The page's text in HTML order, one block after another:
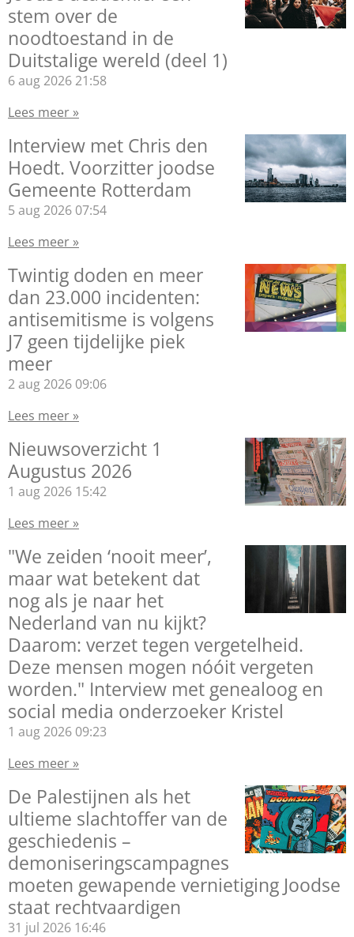
stem over de
noodtoestand in de
Duitstalige wereld (deel 1)
6 aug 2026 21:58
Lees meer »
Interview met Chris den
Hoedt. Voorzitter joodse
Gemeente Rotterdam
5 aug 2026 07:54
Lees meer »
Twintig doden en meer
dan 23.000 incidenten:
antisemitisme is volgens
J7 geen tijdelijke piek
meer
2 aug 2026 09:06
Lees meer »
Nieuwsoverzicht 1
Augustus 2026
1 aug 2026 15:42
Lees meer »
"We zeiden ‘nooit meer’,
maar wat betekent dat
nog als je naar het
Nederland van nu kijkt?
Daarom: verzet tegen vergetelheid.
Deze mensen mogen nóóit vergeten
worden." Interview met genealoog en
social media onderzoeker Kristel
1 aug 2026 09:23
Lees meer »
De Palestijnen als het
ultieme slachtoffer van de
geschiedenis –
demoniseringscampagnes
moeten gewapende vernietiging Joodse
staat rechtvaardigen
31 jul 2026 16:46